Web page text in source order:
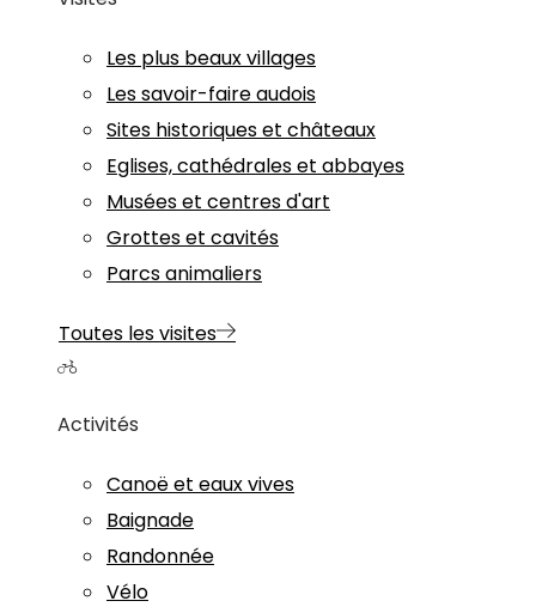
Les plus beaux villages
Les savoir-faire audois
Sites historiques et châteaux
Eglises, cathédrales et abbayes
Musées et centres d'art
Grottes et cavités
Parcs animaliers
Toutes les visites
Activités
Canoë et eaux vives
Baignade
Randonnée
Vélo